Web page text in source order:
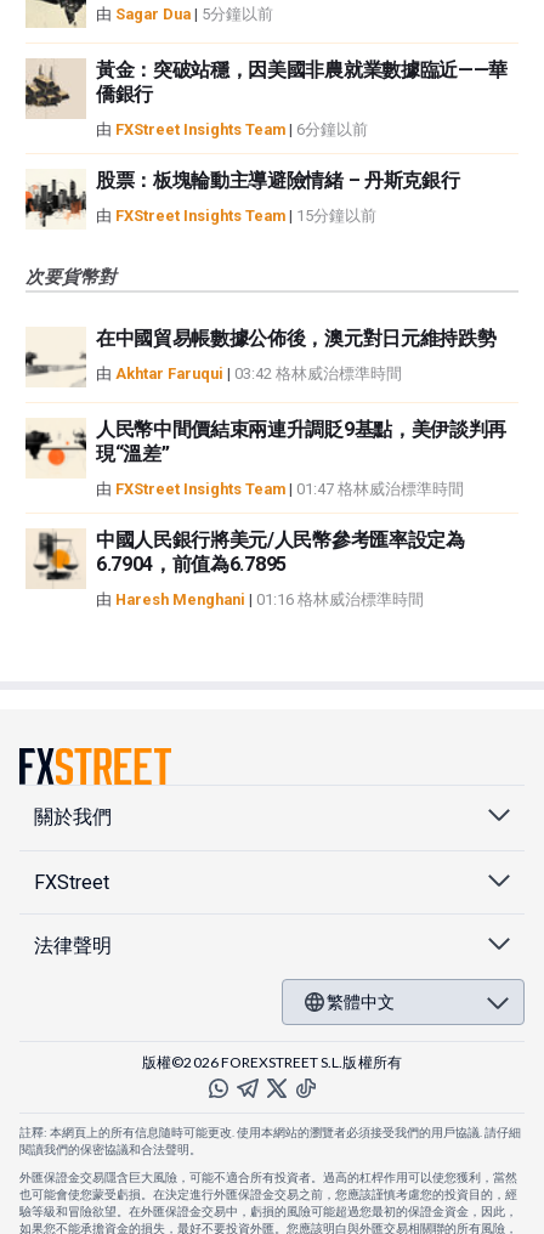
由 Sagar Dua | 5分鐘以前
黃金：突破站穩，因美國非農就業數據臨近——華
僑銀行
由 FXStreet Insights Team | 6分鐘以前
股票：板塊輪動主導避險情緒 – 丹斯克銀行
由 FXStreet Insights Team | 15分鐘以前
次要貨幣對
在中國貿易帳數據公佈後，澳元對日元維持跌勢
由 Akhtar Faruqui | 03:42 格林威治標準時間
人民幣中間價結束兩連升調貶9基點，美伊談判再
現“溫差”
由 FXStreet Insights Team | 01:47 格林威治標準時間
中國人民銀行將美元/人民幣參考匯率設定為
6.7904，前值為6.7895
由 Haresh Menghani | 01:16 格林威治標準時間
關於我們
FXStreet
法律聲明
繁體中文
版權©2026 FOREXSTREET S.L.版權所有
註釋: 本網頁上的所有信息隨時可能更改. 使用本網站的瀏覽者必須接受我們的用戶協議. 請仔細
閱讀我們的保密協議和合法聲明。
外匯保證金交易隱含巨大風險，可能不適合所有投資者。過高的杠桿作用可以使您獲利，當然
也可能會使您蒙受虧損。在決定進行外匯保證金交易之前，您應該謹慎考慮您的投資目的，經
驗等級和冒險欲望。在外匯保證金交易中，虧損的風險可能超過您最初的保證金資金，因此，
如果您不能承擔資金的損失，最好不要投資外匯。您應該明白與外匯交易相關聯的所有風險，